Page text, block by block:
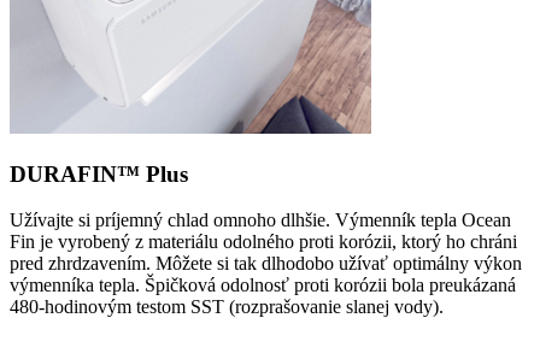
DURAFIN™ Plus
Užívajte si príjemný chlad omnoho dlhšie. Výmenník tepla Ocean
Fin je vyrobený z materiálu odolného proti korózii, ktorý ho chráni
pred zhrdzavením. Môžete si tak dlhodobo užívať optimálny výkon
výmenníka tepla. Špičková odolnosť proti korózii bola preukázaná
480-hodinovým testom SST (rozprašovanie slanej vody).